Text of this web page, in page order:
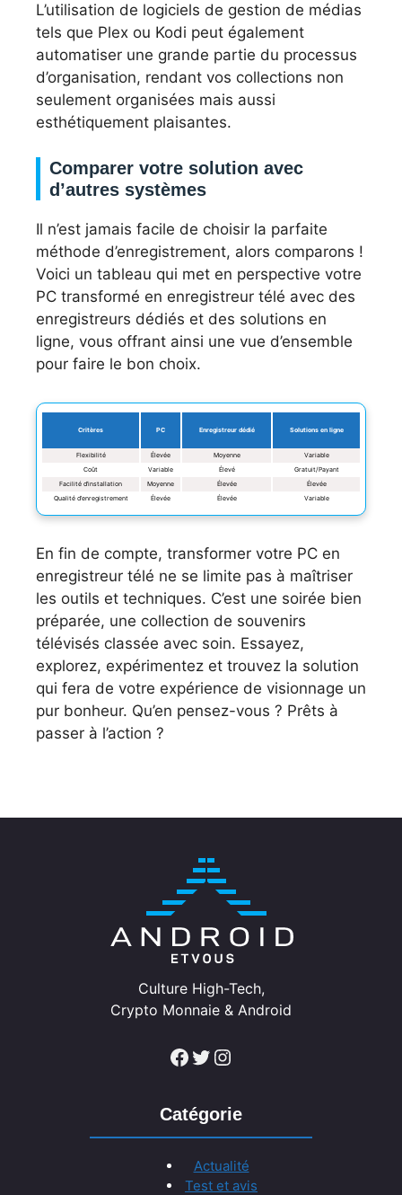
L’utilisation de logiciels de gestion de médias
tels que Plex ou Kodi peut également
automatiser une grande partie du processus
d’organisation, rendant vos collections non
seulement organisées mais aussi
esthétiquement plaisantes.
Comparer votre solution avec
d’autres systèmes
Il n’est jamais facile de choisir la parfaite
méthode d’enregistrement, alors comparons !
Voici un tableau qui met en perspective votre
PC transformé en enregistreur télé avec des
enregistreurs dédiés et des solutions en
ligne, vous offrant ainsi une vue d’ensemble
pour faire le bon choix.
Critères PC Enregistreur dédié Solutions en ligne
Flexibilité Élevée Moyenne
Variable
Coût
Variable Élevé
Gratuit/Payant
Facilité d’installation
Moyenne Élevée
Élevée
Qualité d’enregistrement
Élevée Élevée Variable
En fin de compte, transformer votre PC en
enregistreur télé ne se limite pas à maîtriser
les outils et techniques. C’est une soirée bien
préparée, une collection de souvenirs
télévisés classée avec soin. Essayez,
explorez, expérimentez et trouvez la solution
qui fera de votre expérience de visionnage un
pur bonheur. Qu’en pensez-vous ? Prêts à
passer à l’action ?
Culture High-Tech,
Crypto Monnaie & Android
Facebook Twitter Instagram
Catégorie
Actualité
Test et avis